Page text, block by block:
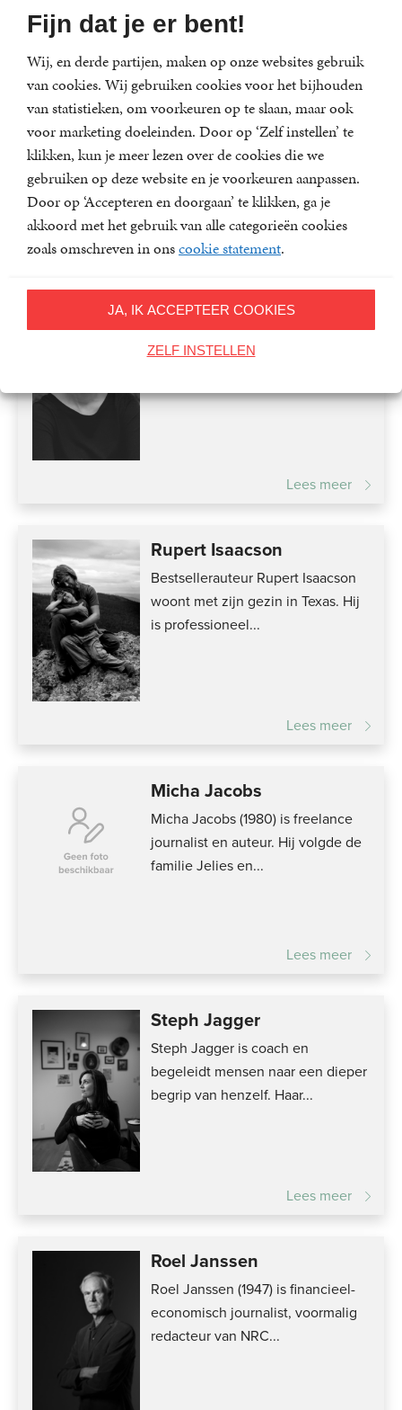
Fijn dat je er bent!
Wij, en derde partijen, maken op onze websites gebruik
van cookies. Wij gebruiken cookies voor het bijhouden
van statistieken, om voorkeuren op te slaan, maar ook
voor marketing doeleinden. Door op ‘Zelf instellen’ te
klikken, kun je meer lezen over de cookies die we
gebruiken op deze website en je voorkeuren aanpassen.
Door op ‘Accepteren en doorgaan’ te klikken, ga je
akkoord met het gebruik van alle categorieën cookies
zoals omschreven in onscookie statement.
JA, IK ACCEPTEER COOKIES
ZELF INSTELLEN
Gill Hornby
Gill Hornby is de auteur van
verschillende romans, en schreef
eerder een biografie...
Nazanine Hozar
Nazanine Hozar is geboren in
Teheran en woont en werkt in
Lees meer
Rupert Isaacson
Bestsellerauteur Rupert Isaacson
woont met zijn gezin in Texas. Hij
is professioneel...
Lees meer
Micha Jacobs
Micha Jacobs (1980) is freelance
journalist en auteur. Hij volgde de
familie Jelies en...
Lees meer
Steph Jagger
Steph Jagger is coach en
begeleidt mensen naar een dieper
begrip van henzelf. Haar...
Lees meer
Roel Janssen
Roel Janssen (1947) is financieel-
economisch journalist, voormalig
redacteur van NRC...